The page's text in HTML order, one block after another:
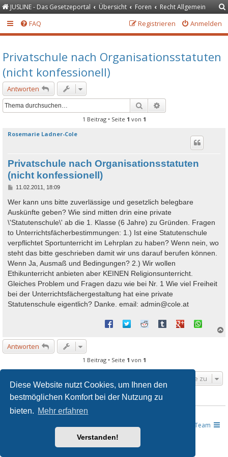
Diese Website nutzt Cookies, um Ihnen den
bestmöglichen Komfort bei der Nutzung zu
bieten. Mehr erfahren
Verstanden!
JUSLINE - Das Gesetzeportal Übersicht Foren Recht Allgemein
FAQ Anmelden
Registrieren
Privatschule nach Organisationsstatuten
(nicht konfessionell)
Antworten
Suche
1 Beitrag • Seite 1 von 1
Rosemarie Ladner-Cole
Privatschule nach Organisationsstatuten
(nicht konfessionell)
B
i
t
r
a
g
11.02.2011, 18:09
Wer kann uns bitte zuverlässige und gesetzlich belegbare
Auskünfte geben? Wie sind mitten drin eine private
\'Statutenschule\' ab die 1. Klasse (6 Jahre) zu Gründen. Fragen
to Unterrichtsfächerbestimmungen: 1.) Ist eine Statutenschule
verpflichtet Sportunterricht im Lehrplan zu haben? Wenn nein, wo
steht das bitte geschrieben damit wir uns darauf berufen können.
Wenn Ja, Ausmaß und Bedingungen? 2.) Wir wollen
Ethikunterricht anbieten aber KEINEN Religionsunterricht.
Gleiches Problem und Fragen dazu wie bei Nr. 1 Wie viel Freiheit
bei der Unterrichtsfächergestaltung hat eine private
Statutenschule eigentlich? Danke. email: admin@cole.at
Antworten
1 Beitrag • Seite 1 von 1
Gehe zu
WER IST ONLINE?
Mitglieder in diesem Forum: 0 Mitglieder und 26 Gäste
JUSLINE - Das Gesetzeportal
Übersicht Das Team